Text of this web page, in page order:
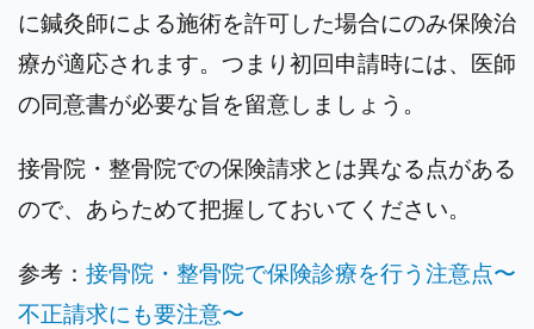
に鍼灸師による施術を許可した場合にのみ保険治
療が適応されます。つまり初回申請時には、医師
の同意書が必要な旨を留意しましょう。
接骨院・整骨院での保険請求とは異なる点がある
ので、あらためて把握しておいてください。
参考： 接骨院・整骨院で保険診療を行う注意点〜
不正請求にも要注意〜